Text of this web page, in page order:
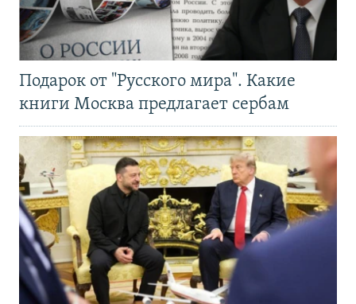
Подарок от "Русского мира". Какие
книги Москва предлагает сербам